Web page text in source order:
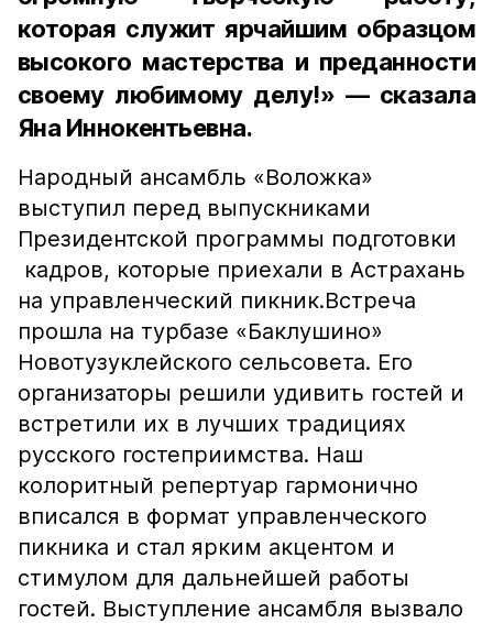
которая служит ярчайшим образцом
высокого мастерства и преданности
своему любимому делу!» — сказала
Яна Иннокентьевна.
Народный ансамбль «Воложка»
выступил перед выпускниками
Президентской программы подготовки
кадров, которые приехали в Астрахань
на управленческий пикник.Встреча
прошла на турбазе «Баклушино»
Новотузуклейского сельсовета. Его
организаторы решили удивить гостей и
встретили их в лучших традициях
русского гостеприимства. Наш
колоритный репертуар гармонично
вписался в формат управленческого
пикника и стал ярким акцентом и
стимулом для дальнейшей работы
гостей. Выступление ансамбля вызвало